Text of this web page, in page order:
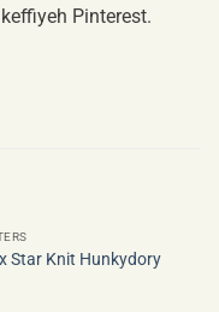
Pinterest.
Star Knit Hunkydory